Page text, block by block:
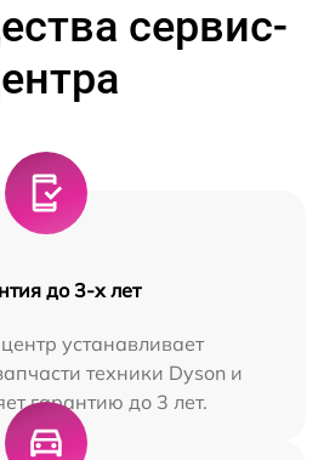
сервис-
до 3-х лет
устанавливает
техники Dyson и
гарантию до 3 лет.